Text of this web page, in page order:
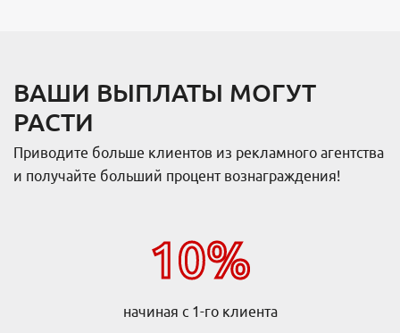
ВАШИ ВЫПЛАТЫ МОГУТ
РАСТИ
Приводите больше клиентов из рекламного агентства
и получайте больший процент вознаграждения!
10%
начиная с 1-го клиента
Миссия
Акции